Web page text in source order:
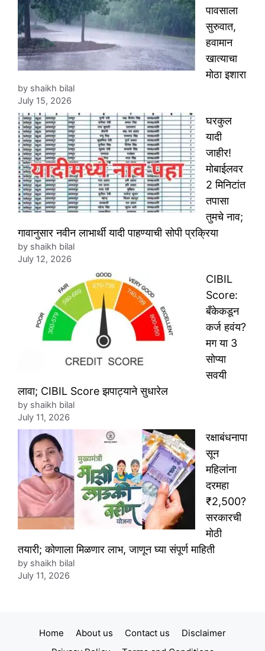
पावसाला
सुरुवात,
हवामान
खात्याचा
मोठा इशारा
by shaikh bilal
July 15, 2026
घरकुल
यादी
जाहीर!
मोबाईलवर
2 मिनिटांत
तपासा
तुमचे नाव;
गावानुसार नवीन लाभार्थी यादी पाहण्याची सोपी प्रक्रिया
by shaikh bilal
July 12, 2026
CIBIL
Score:
बँकेकडून
कर्ज हवंय?
मग या 3
सोप्या
सवयी
लावा; CIBIL Score झपाट्याने सुधारेल
by shaikh bilal
July 11, 2026
रक्षाबंधनापा
सून
महिलांना
दरमहा
₹2,500?
सरकारची
मोठी
तयारी; कोणाला मिळणार लाभ, जाणून घ्या संपूर्ण माहिती
by shaikh bilal
July 11, 2026
Home About us Contact us
Disclaimer